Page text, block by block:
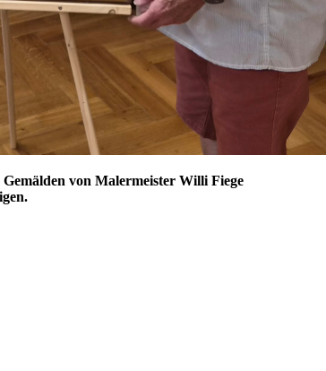
von Malermeister Willi Fiege